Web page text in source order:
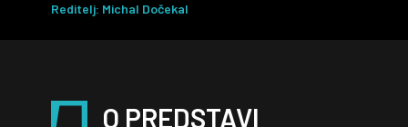
Reditelj: Michal Dočekal
O PREDSTAVI